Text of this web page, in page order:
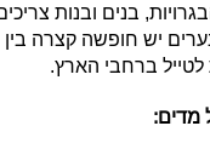
בנים ובנות
יש חופשה קצרה בין
ברחבי הארץ.
מדים: